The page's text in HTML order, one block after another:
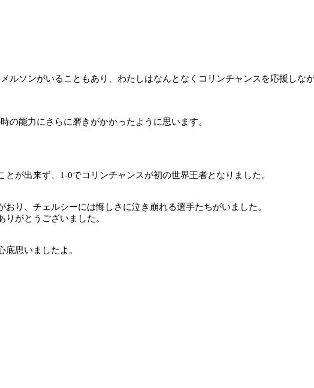
ルソンがいることもあり、わたしはなんとなくコリンチャンスを応援しな
の能力にさらに磨きがかかったように思います。
が出来ず、 1-0でコリンチャンスが初の世界王者となりました。
り、チェルシーには悔しさに泣き崩れる選手たちがいました。
がとうございました。
思いましたよ。